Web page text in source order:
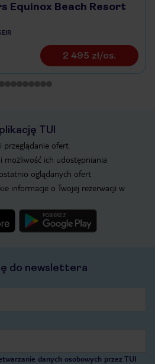
Equinox Beach Resort
2 495 zł/os.
TUI
przeglądanie ofert
ich udostępniania
oglądanych ofert
informacje o Twojej rezerwacji w
do newslettera
danych osobowych przez TUI